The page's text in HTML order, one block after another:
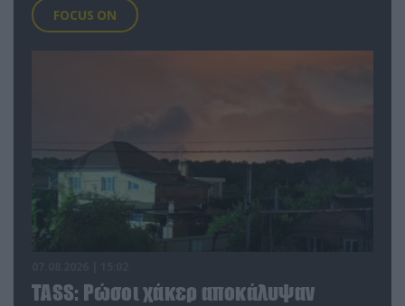
FOCUS ON
TASS: Ρώσοι χάκερ αποκάλυψαν